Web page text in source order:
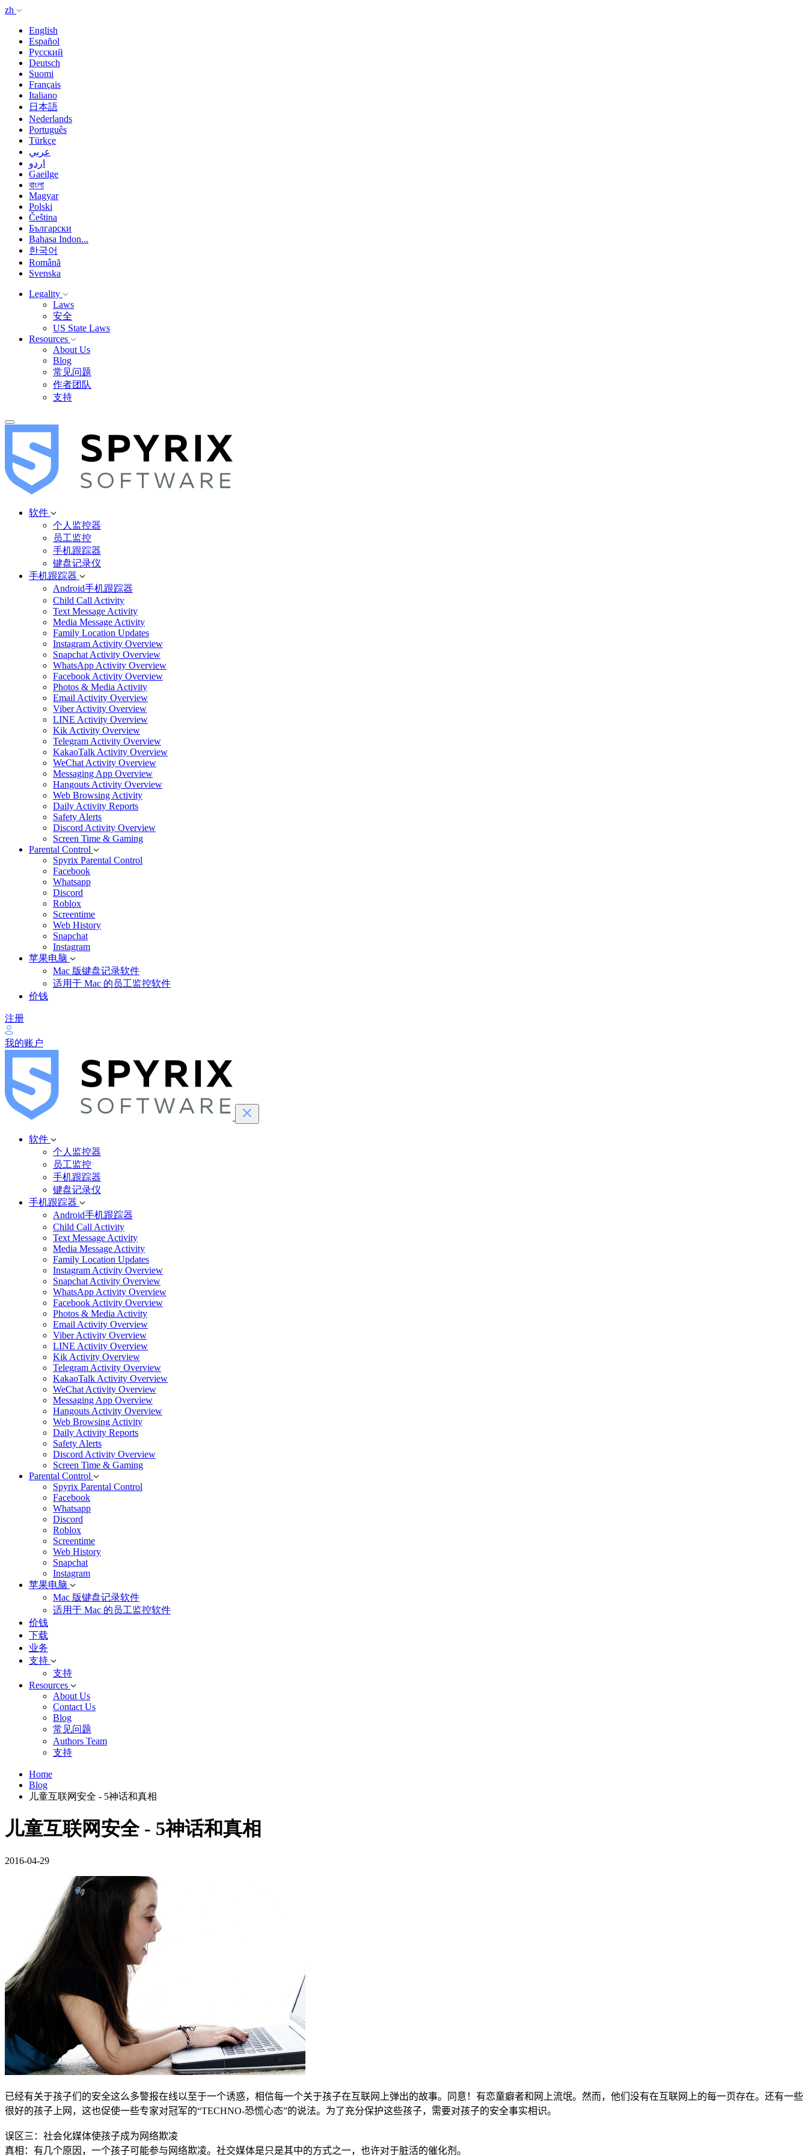
zh
English
Español
Русский
Deutsch
Suomi
Français
Italiano
日本語
Nederlands
Português
Türkçe
عربي
اردو
Gaeilge
বাংলা
Magyar
Polski
Čeština
Български
Bahasa Indon...
한국어
Română
Svenska
Legality
Laws
安全
US State Laws
Resources
About Us
Blog
常见问题
作者团队
支持
软件
个人监控器
员工监控
手机跟踪器
键盘记录仪
手机跟踪器
Android手机跟踪器
Child Call Activity
Text Message Activity
Media Message Activity
Family Location Updates
Instagram Activity Overview
Snapchat Activity Overview
WhatsApp Activity Overview
Facebook Activity Overview
Photos & Media Activity
Email Activity Overview
Viber Activity Overview
LINE Activity Overview
Kik Activity Overview
Telegram Activity Overview
KakaoTalk Activity Overview
WeChat Activity Overview
Messaging App Overview
Hangouts Activity Overview
Web Browsing Activity
Daily Activity Reports
Safety Alerts
Discord Activity Overview
Screen Time & Gaming
Parental Control
Spyrix Parental Control
Facebook
Whatsapp
Discord
Roblox
Screentime
Web History
Snapchat
Instagram
苹果电脑
Mac 版键盘记录软件
适用于 Mac 的员工监控软件
价钱
注册
我的账户
软件
个人监控器
员工监控
手机跟踪器
键盘记录仪
手机跟踪器
Android手机跟踪器
Child Call Activity
Text Message Activity
Media Message Activity
Family Location Updates
Instagram Activity Overview
Snapchat Activity Overview
WhatsApp Activity Overview
Facebook Activity Overview
Photos & Media Activity
Email Activity Overview
Viber Activity Overview
LINE Activity Overview
Kik Activity Overview
Telegram Activity Overview
KakaoTalk Activity Overview
WeChat Activity Overview
Messaging App Overview
Hangouts Activity Overview
Web Browsing Activity
Daily Activity Reports
Safety Alerts
Discord Activity Overview
Screen Time & Gaming
Parental Control
Spyrix Parental Control
Facebook
Whatsapp
Discord
Roblox
Screentime
Web History
Snapchat
Instagram
苹果电脑
Mac 版键盘记录软件
适用于 Mac 的员工监控软件
价钱
下载
业务
支持
支持
Resources
About Us
Contact Us
Blog
常见问题
Authors Team
支持
Home
Blog
儿童互联网安全 - 5神话和真相
儿童互联网安全 - 5神话和真相
2016-04-29
已经有关于孩子们的安全这么多警报在线以至于一个诱惑，相信每一个关于孩子在互联网上弹出的故事。 同意！ 有恋童癖者和网上流氓。 然而，他们没有在互联网上的每一页存在。 还有一些
很好的孩子上网，这也促使一些专家对冠军的“TECHNO-恐慌心态”的说法。 为了充分保护这些孩子，需要对孩子的安全事实相识。
误区三：社会化媒体使孩子成为网络欺凌
真相：有几个原因，一个孩子可能参与网络欺凌。 社交媒体是只是其中的方式之一，也许对于脏活的催化剂。